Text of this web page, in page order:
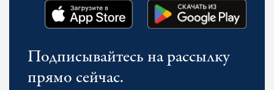
Подписывайтесь на рассылку
прямо сейчас.